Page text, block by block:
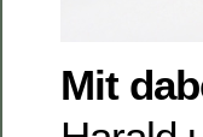
Mit